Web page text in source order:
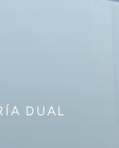
DUAL